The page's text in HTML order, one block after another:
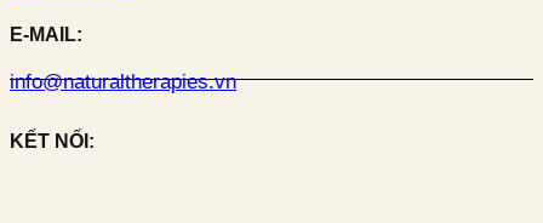
E-MAIL:
info@naturaltherapies.vn
KẾT NỐI: